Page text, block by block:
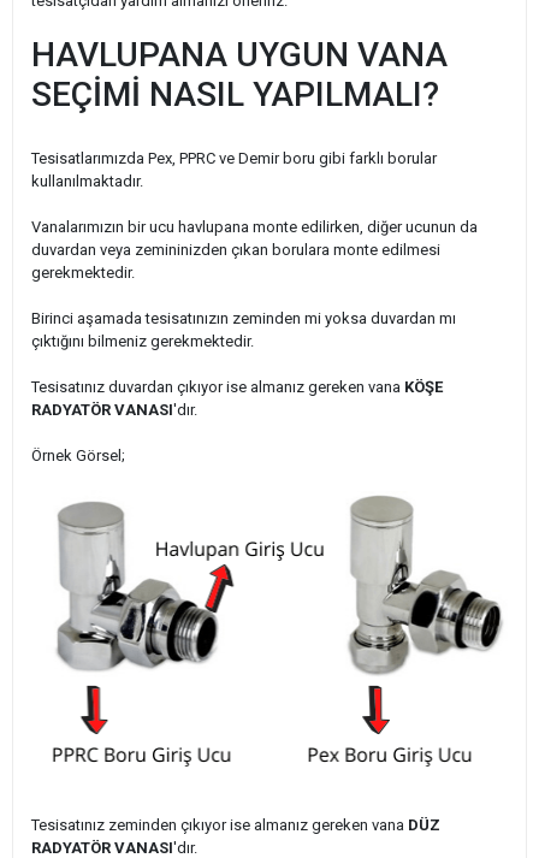
HAVLUPANA UYGUN VANA
SEÇİMİ NASIL YAPILMALI?
Tesisatlarımızda Pex, PPRC ve Demir boru gibi farklı borular
kullanılmaktadır.
Vanalarımızın bir ucu havlupana monte edilirken, diğer ucunun da
duvardan veya zemininizden çıkan borulara monte edilmesi
gerekmektedir.
Birinci aşamada tesisatınızın zeminden mi yoksa duvardan mı
çıktığını bilmeniz gerekmektedir.
Tesisatınız duvardan çıkıyor ise almanız gereken vana KÖŞE
RADYATÖR VANASI'dır.
Örnek Görsel;
Tesisatınız zeminden çıkıyor ise almanız gereken vana DÜZ
RADYATÖR VANASI'dır.